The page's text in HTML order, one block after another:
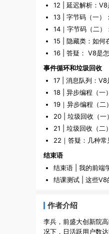
12 | 延迟解析：V8
13 | 字节码（一）
14｜字节码（二）
15 | 隐藏类：如何
16 | 答疑： V8是
事件循环和垃圾回收
17 | 消息队列：V8
18 | 异步编程（一
19｜异步编程（
20 | 垃圾回收（一
21 | 垃圾回收（二
22｜答疑：几种
结束语
结束语 | 我的前端
结课测试 | 这些V8
作者介绍
李兵，前盛大创新院